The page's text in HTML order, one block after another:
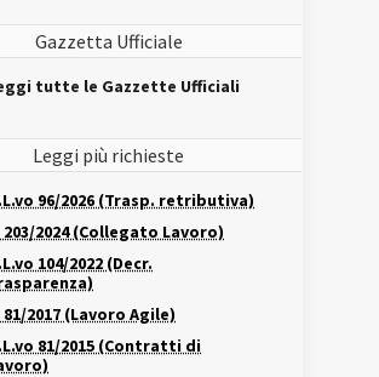
Gazzetta Ufficiale
tutte le Gazzette Ufficiali
Leggi più richieste
96/2026 (Trasp. retributiva)
203/2024 (Collegato Lavoro)
104/2022 (Decr.
81/2017 (Lavoro Agile)
81/2015 (Contratti di